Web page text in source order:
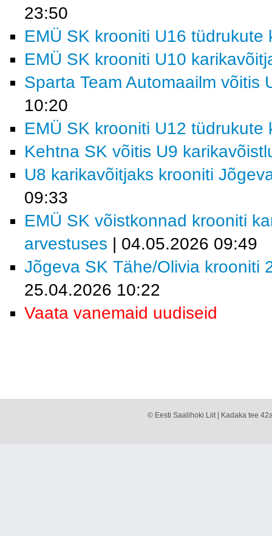
23:50
EMÜ SK krooniti U16 tüdrukute
EMÜ SK krooniti U10
Sparta Team Automaailm võitis
10:20
EMÜ SK krooniti U12 tüdrukute
Kehtna SK võitis U9
U8 karikavõitjaks krooniti
09:33
EMÜ SK võistkonnad krooniti
arvestuses | 04.05.2026 09:49
Jõgeva SK Tähe/Olivia krooniti
25.04.2026 10:22
Vaata vanemaid uudiseid
© Eesti Saalihoki Liit | Kadaka tee